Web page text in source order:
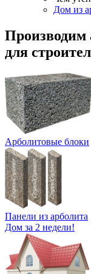
Дом из
Производим
для
Арболитовые блоки
Панели из арболита
Дом за 2 недели!